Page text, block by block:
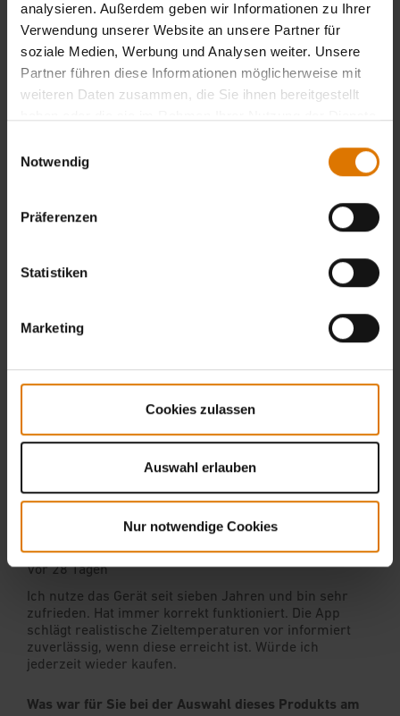
analysieren. Außerdem geben wir Informationen zu Ihrer
Verwendung unserer Website an unsere Partner für
soziale Medien, Werbung und Analysen weiter. Unsere
Partner führen diese Informationen möglicherweise mit
weiteren Daten zusammen, die Sie ihnen bereitgestellt
Notwendig
Präferenzen
Statistiken
Marketing
Cookies zulassen
Auswahl erlauben
Nur notwendige Cookies